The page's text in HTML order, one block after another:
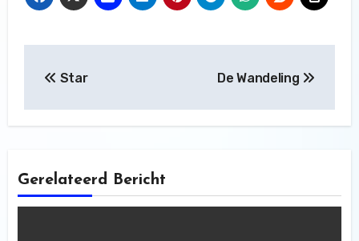
Star De Wandeling
Gerelateerd Bericht